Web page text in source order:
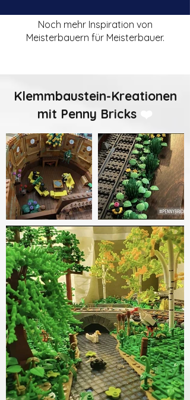
Noch mehr Inspiration von
Meisterbauern für Meisterbauer.
Klemmbaustein-Kreationen
mit Penny Bricks